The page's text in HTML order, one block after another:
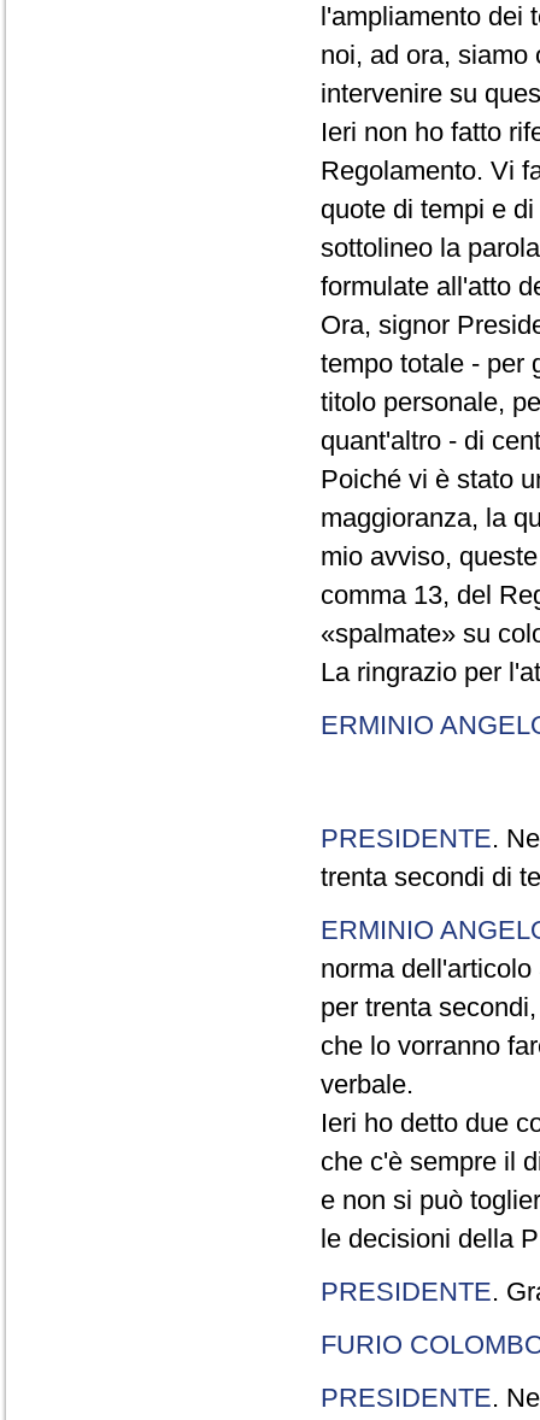
l'ampliamento dei
noi, ad ora, siamo
intervenire su
Ieri non ho fatto
Regolamento. Vi
quote di tempi e
sottolineo la
formulate all'atto
Ora, signor
tempo totale - per
titolo personale,
quant'altro - di
Poiché vi è stato
maggioranza, la
mio avviso,
comma 13, del
«spalmate» su
La ringrazio per
ERMINIO
PRESIDENTE.
trenta secondi di
ERMINIO
norma
per trenta
che lo vorranno
verbale.
Ieri ho detto due
che c'è sempre il
e non si può
le decisioni della
PRESIDENTE.
FURIO
PRESIDENTE.